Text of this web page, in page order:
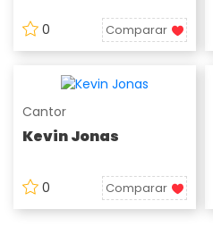
0 Comparar
Cantor
Kevin Jonas
0 Comparar